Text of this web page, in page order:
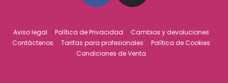
Aviso legal Política de Privacidad
Cambios y devoluciones
Contáctenos
Tarifas para profesionales
Política de Cookies
Condiciones de Venta